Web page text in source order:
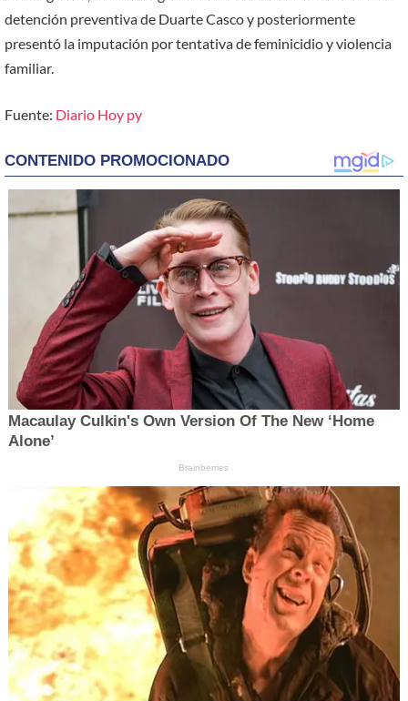
detención preventiva de Duarte Casco y posteriormente
presentó la imputación por tentativa de feminicidio y violencia
familiar.
Fuente: Diario Hoy py